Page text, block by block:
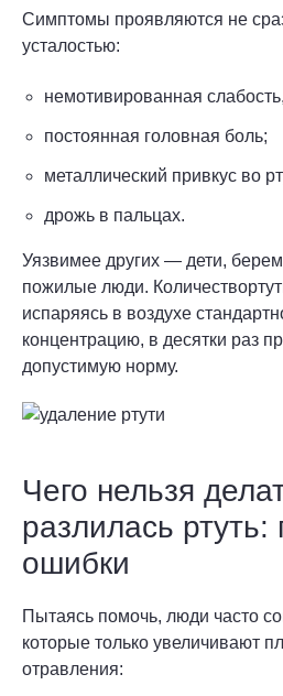
Симптомы проявляются не
усталостью:
немотивированная
постоянная головная боль;
металлический привкус во
дрожь в пальцах.
Уязвимее других — дети,
пожилые люди.
испаряясь в воздухе
концентрацию, в десятки раз
допустимую норму.
Чего нельзя
разлилась ртуть:
ошибки
Пытаясь помочь, люди часто
которые только увеличивают
отравления: